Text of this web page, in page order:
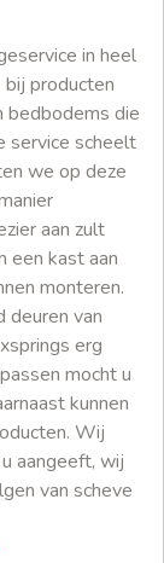
in heel
producten
bedbodems die
service scheelt
we op deze
aan zult
een kast aan
monteren.
deuren van
erg
mocht u
kunnen
Wij
aangeeft, wij
van scheve